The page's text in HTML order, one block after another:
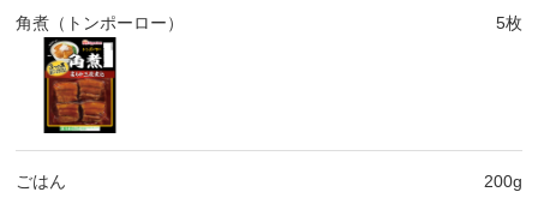
角煮（トンポーロー） 5枚
ごはん 200g